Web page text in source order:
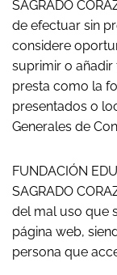
SAGRADO
de efectuar sin
considere
suprimir o
presta como la
presentados o
Generales de
FUNDACIÓN
SAGRADO
del mal uso que
página web,
persona que